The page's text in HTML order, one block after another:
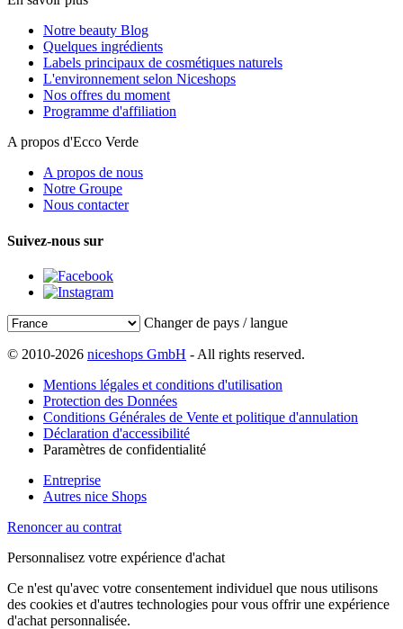
Notre beauty Blog
Quelques ingrédients
Labels principaux de cosmétiques naturels
L'environnement selon Niceshops
Nos offres du moment
Programme d'affiliation
A propos d'Ecco Verde
A propos de nous
Notre Groupe
Nous contacter
Suivez-nous sur
Changer de pays / langue
© 2010-2026 niceshops GmbH - All rights reserved.
Mentions légales et conditions d'utilisation
Protection des Données
Conditions Générales de Vente et politique d'annulation
Déclaration d'accessibilité
Paramètres de confidentialité
Entreprise
Autres nice Shops
Renoncer au contrat
Personnalisez votre expérience d'achat
Ce n'est qu'avec votre consentement individuel que nous utilisons
des cookies et d'autres technologies pour vous offrir une expérience
d'achat personnalisée.